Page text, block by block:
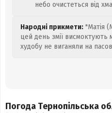
небо очистеться від
Народні прикмети: "Матія
цей день змії висмоктують
худобу не виганяли на
Погода Тернопільська